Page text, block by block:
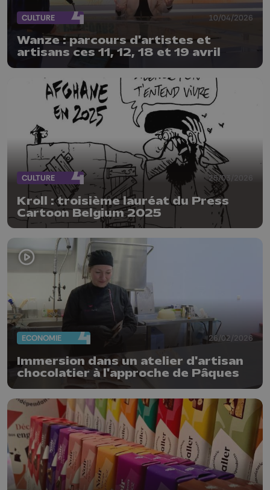
CULTURE 10/04/2026
Wanze : parcours d'artistes et
artisans ces 11, 12, 18 et 19 avril
CULTURE 25/03/2026
Kroll : troisième lauréat du Press
Cartoon Belgium 2025
ECONOMIE 26/02/2026
Immersion dans un atelier d'artisan
chocolatier à l'approche de Pâques